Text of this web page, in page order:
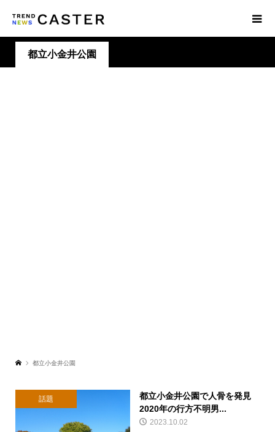
都立小金井公園
都立小金井公園
話題
都立小金井公園で人骨を発見
2020年の行方不明男...
2023.10.02